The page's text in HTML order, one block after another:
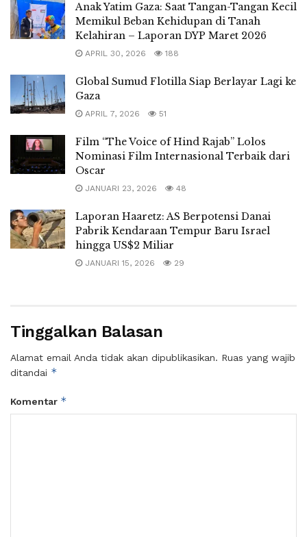
Anak Yatim Gaza: Saat Tangan-Tangan Kecil
Memikul Beban Kehidupan di Tanah
Kelahiran – Laporan DYP Maret 2026
APRIL 30, 2026 188
Global Sumud Flotilla Siap Berlayar Lagi ke
Gaza
APRIL 7, 2026 51
Film “The Voice of Hind Rajab” Lolos
Nominasi Film Internasional Terbaik dari
Oscar
JANUARI 23, 2026 48
Laporan Haaretz: AS Berpotensi Danai
Pabrik Kendaraan Tempur Baru Israel
hingga US$2 Miliar
JANUARI 15, 2026 29
Tinggalkan Balasan
Alamat email Anda tidak akan dipublikasikan. Ruas yang wajib
ditandai *
Komentar *